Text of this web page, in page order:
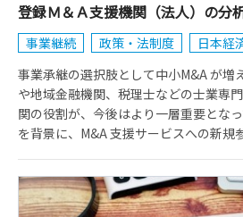
登録Ｍ＆Ａ支援機関（法人）の分
事業継続 政策・法制度
日本経
事業承継の選択肢として中小M&A が増
や地域金融機関、税理士などの士業専
関の役割が、今後はより一層重要とな
を背景に、M&A 支援サービスへの新規